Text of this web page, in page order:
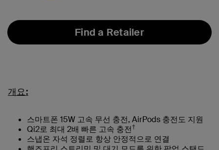
Find a Retailer
개요:
스마트폰 15W 고속 무선 충전, AirPods 충전도 지원
Qi2로 최대 2배 빠른 고속 충전†
스냅온 자석 정렬로 항상 안정적으로 연결